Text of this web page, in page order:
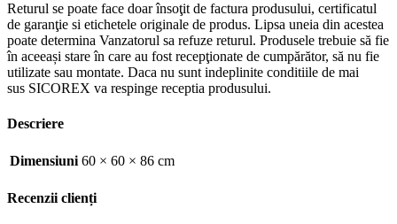
Returul se poate face doar însoţit de factura produsului, certificatul
de garanţie si etichetele originale de produs. Lipsa uneia din acestea
poate determina Vanzatorul sa refuze returul. Produsele trebuie să fie
în aceeași stare în care au fost recepţionate de cumpărător, să nu fie
utilizate sau montate. Daca nu sunt indeplinite conditiile de mai
sus SICOREX va respinge receptia produsului.
Descriere
Dimensiuni 60 × 60 × 86 cm
Recenzii clienți